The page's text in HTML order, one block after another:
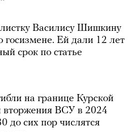
Василису Шишкину
госизмене. Ей дали 12 лет
срок по статье
на границе Курской
вторжения ВСУ в 2024
до сих пор числятся